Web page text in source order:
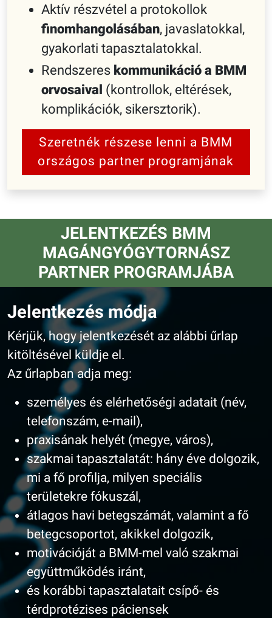
Aktív részvétel a protokollok
finomhangolásában, javaslatokkal,
gyakorlati tapasztalatokkal.
Rendszeres kommunikáció a BMM
orvosaival (kontrollok, eltérések,
komplikációk, sikersztorik).
Szeretnék részese lenni a BMM
országos partner programjának
JELENTKEZÉS BMM
MAGÁNGYÓGYTORNÁSZ
PARTNER PROGRAMJÁBA
Jelentkezés módja
Kérjük, hogy jelentkezését az alábbi űrlap
kitöltésével küldje el.
Az űrlapban adja meg:
személyes és elérhetőségi adatait (név,
telefonszám, e-mail),
praxisának helyét (megye, város),
szakmai tapasztalatát: hány éve dolgozik,
mi a fő profilja, milyen speciális
területekre fókuszál,
átlagos havi betegszámát, valamint a fő
betegcsoportot, akikkel dolgozik,
motivációját a BMM-mel való szakmai
együttműködés iránt,
és korábbi tapasztalatait csípő- és
térdprotézises páciensek